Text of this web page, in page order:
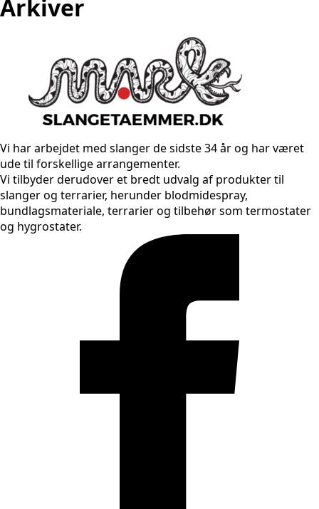
Arkiver
Vi har arbejdet med slanger de sidste 34 år og har været
ude til forskellige arrangementer.
Vi tilbyder derudover et bredt udvalg af produkter til
slanger og terrarier, herunder blodmidespray,
bundlagsmateriale, terrarier og tilbehør som termostater
og hygrostater.